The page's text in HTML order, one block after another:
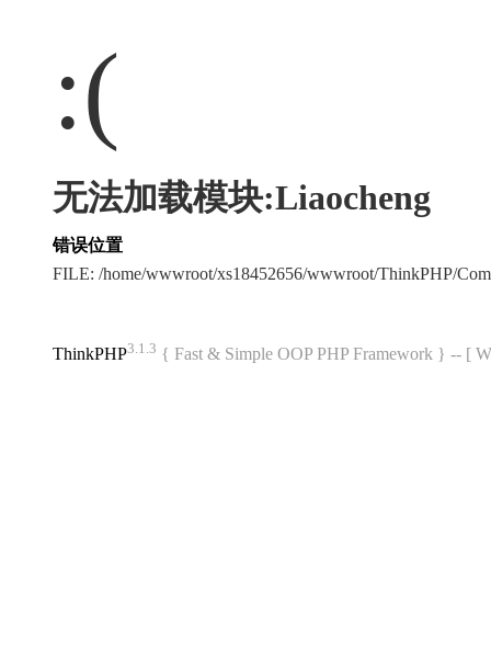
:(
无法加载模块:Liaocheng
错误位置
FILE: /home/wwwroot/xs18452656/wwwroot/ThinkPHP/
ThinkPHP3.1.3 { Fast & Simple OOP PHP Framework } -- [